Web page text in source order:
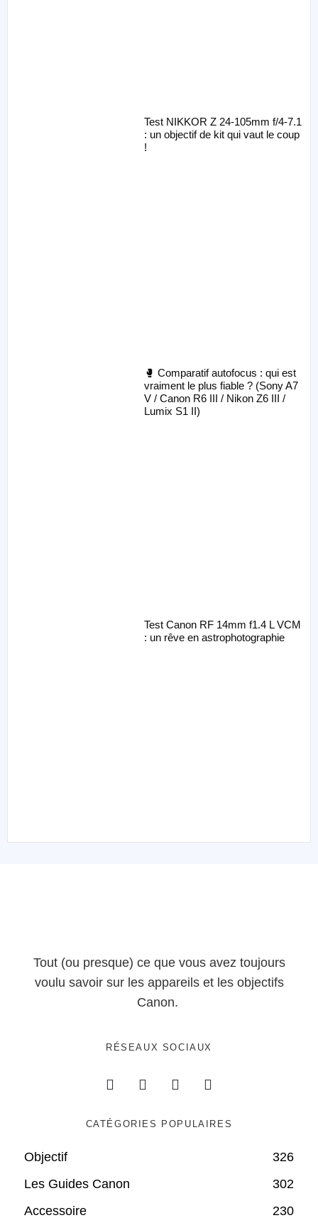
Test NIKKOR Z 24-105mm f/4-7.1
: un objectif de kit qui vaut le coup
!
🥊 Comparatif autofocus : qui est
vraiment le plus fiable ? (Sony A7
V / Canon R6 III / Nikon Z6 III /
Lumix S1 II)
Test Canon RF 14mm f1.4 L VCM
: un rêve en astrophotographie
Tout (ou presque) ce que vous avez toujours
voulu savoir sur les appareils et les objectifs
Canon.
RÉSEAUX SOCIAUX
CATÉGORIES POPULAIRES
Objectif
326
Les Guides Canon
302
Accessoire
230